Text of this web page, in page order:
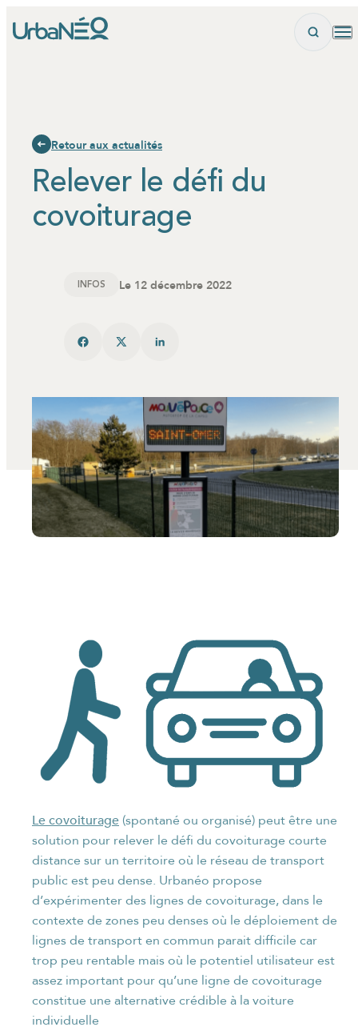
Retour aux actualités
Relever le défi du
covoiturage
INFOS Le 12 décembre 2022
Le covoiturage (spontané ou organisé) peut être une
solution pour relever le défi du covoiturage courte
distance sur un territoire où le réseau de transport
public est peu dense. Urbanéo propose
d’expérimenter des lignes de covoiturage, dans le
contexte de zones peu denses où le déploiement de
lignes de transport en commun parait difficile car
trop peu rentable mais où le potentiel utilisateur est
assez important pour qu’une ligne de covoiturage
constitue une alternative crédible à la voiture
individuelle